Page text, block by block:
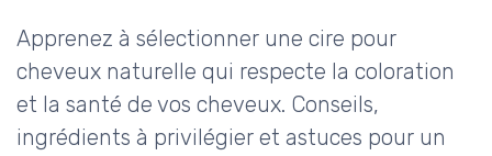
Apprenez à sélectionner une cire pour
cheveux naturelle qui respecte la coloration
et la santé de vos cheveux. Conseils,
ingrédients à privilégier et astuces pour un